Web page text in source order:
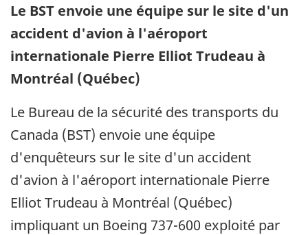
Le BST envoie une équipe sur le site d'un
accident d'avion à l'aéroport
internationale Pierre Elliot Trudeau à
Montréal (Québec)
Le Bureau de la sécurité des transports du
Canada (BST) envoie une équipe
d'enquêteurs sur le site d'un accident
d'avion à l'aéroport internationale Pierre
Elliot Trudeau à Montréal (Québec)
impliquant un Boeing 737-600 exploité par